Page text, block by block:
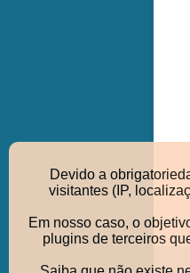
Devido a
visitantes (IP,
Em nosso caso, o
plugins de terceiros